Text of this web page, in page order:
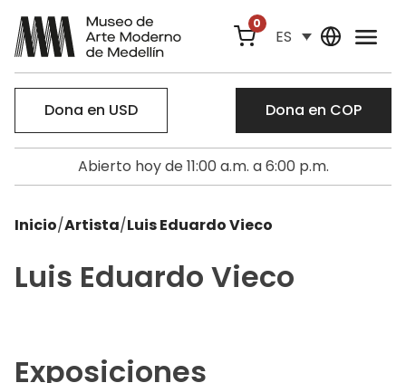
0
ES
Dona en USD Dona en COP
Abierto hoy de 11:00 a.m. a 6:00 p.m.
Inicio/Artista/Luis Eduardo Vieco
Luis Eduardo Vieco
Exposiciones